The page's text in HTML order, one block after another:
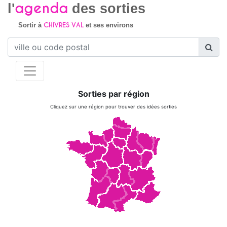
l'agenda des sorties
Sortir à CHIVRES VALet ses environs
Sorties par région
Cliquez sur une région pour trouver des idées sorties